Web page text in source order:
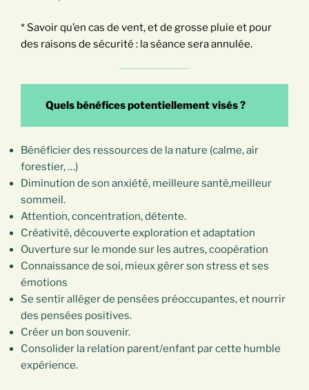
* Savoir qu’en cas de vent, et de grosse pluie et pour
des raisons de sécurité : la séance sera annulée.
Quels bénéfices potentiellement visés ?
Bénéficier des ressources de la nature (calme, air
forestier, …)
Diminution de son anxiété, meilleure santé,meilleur
sommeil.
Attention, concentration, détente.
Créativité, découverte exploration et adaptation
Ouverture sur le monde sur les autres, coopération
Connaissance de soi, mieux gérer son stress et ses
émotions
Se sentir alléger de pensées préoccupantes, et nourrir
des pensées positives.
Créer un bon souvenir.
Consolider la relation parent/enfant par cette humble
expérience.